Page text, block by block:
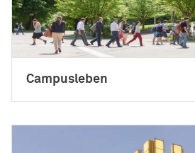
Campusleben